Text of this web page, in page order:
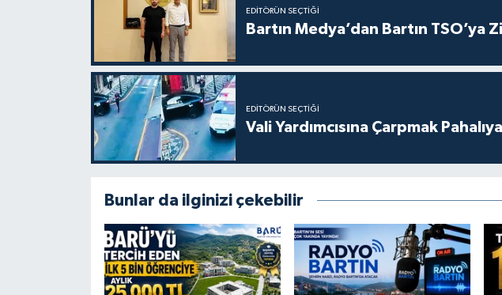
EDITÖRÜN SEÇTIĞI
Bartın Medya’dan Bartın TSO’ya
EDITÖRÜN SEÇTIĞI
Vali Yardımcısına Çarpmak
Bunlar da ilginizi çekebilir